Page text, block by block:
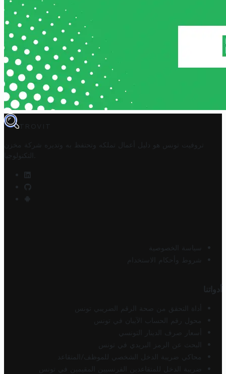
TROVIT
تروفيت تونس هو دليل أعمال تملكه وتحتفظ به وتديره
شركة مخزن
التكنولوجيا
سياسة الخصوصية
شروط وأحكام الاستخدام
أدواتنا
أداة التحقق من صحة الرقم الضريبي تونس
محول رقم الحساب الآيبان في تونس
أسعار صرف الدينار التونسي
البحث عن الرمز البريدي في تونس
محاكي ضريبة الدخل الشخصي للموظف/المتقاعد
ضريبة الدخل للمتقاعدين الفرنسيين المقيمين في تونس